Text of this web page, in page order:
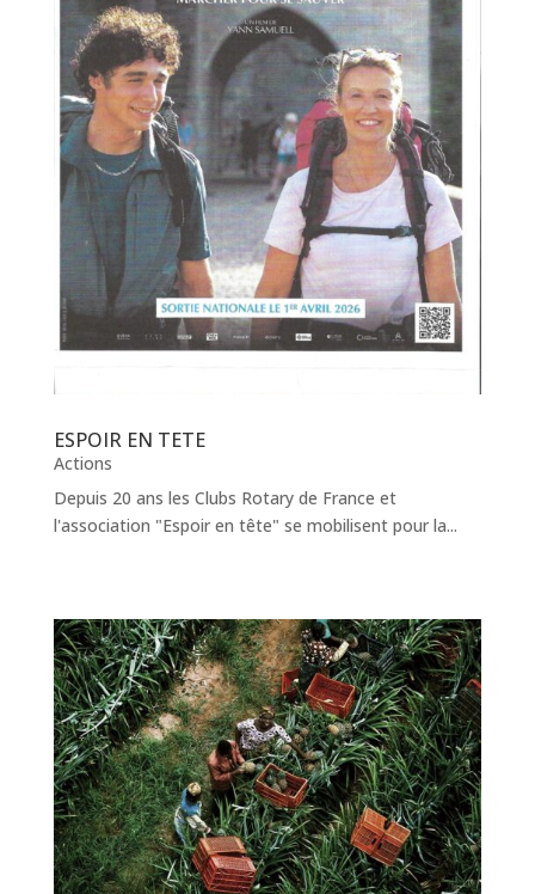
ESPOIR EN TETE
Actions
Depuis 20 ans les Clubs Rotary de France et
l'association "Espoir en tête" se mobilisent pour la...